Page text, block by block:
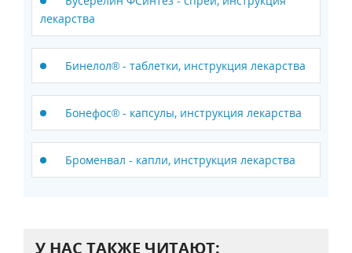
лекарства
Бинелол® - таблетки, инструкция лекарства
Бонефос® - капсулы, инструкция лекарства
Броменвал - капли, инструкция лекарства
У НАС ТАКЖЕ ЧИТАЮТ: